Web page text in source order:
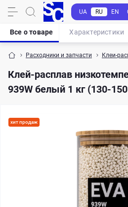
UA RU EN
Расходники и запчасти Клеи-
Клей-расплав
939W белый 1 кг (130-
Все о товаре Характеристики
хит продаж